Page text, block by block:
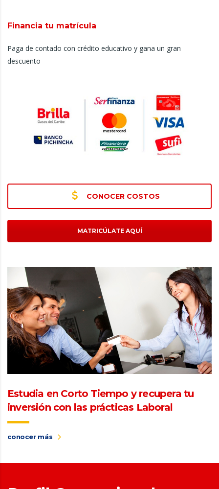
Financia tu matrícula
Paga de contado con crédito educativo y gana un gran
descuento
CONOCER COSTOS
MATRICÚLATE AQUÍ
Estudia en Corto Tiempo y recupera tu
inversión con las prácticas Laboral
conocer más